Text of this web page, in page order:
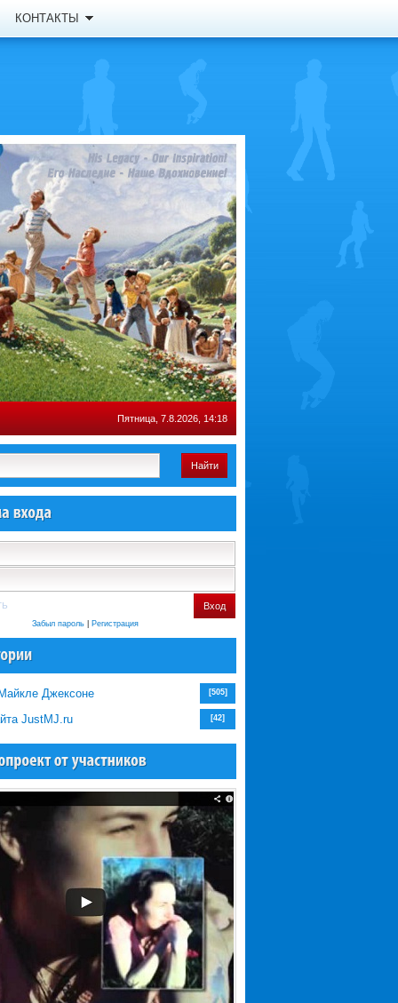
КОНТАКТЫ
Пятница, 7.8.2026, 14:18
Найти
Вход
Забыл пароль Регистрация
Джексоне [505]
JustMJ.ru [42]